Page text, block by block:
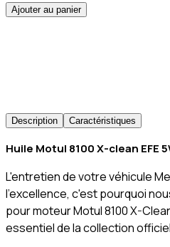
Ajouter au panier
Description Caractéristiques
Huile Motul 8100 X-clean EFE
L'entretien de votre véhicule
l'excellence, c'est pourquoi
pour moteur Motul 8100 X-
essentiel de la collection